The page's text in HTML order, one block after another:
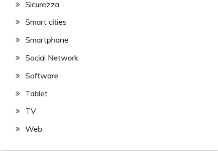
Sicurezza
Smart cities
Smartphone
Social Network
Software
Tablet
TV
Web